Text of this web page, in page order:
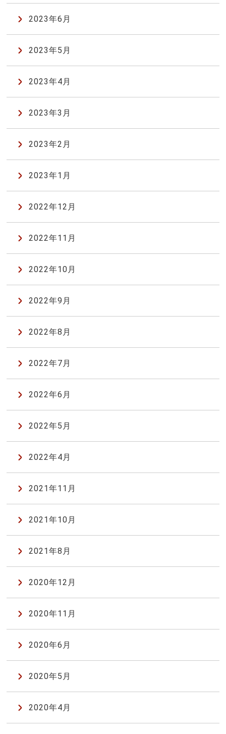
2023年6月
2023年5月
2023年4月
2023年3月
2023年2月
2023年1月
2022年12月
2022年11月
2022年10月
2022年9月
2022年8月
2022年7月
2022年6月
2022年5月
2022年4月
2021年11月
2021年10月
2021年8月
2020年12月
2020年11月
2020年6月
2020年5月
2020年4月